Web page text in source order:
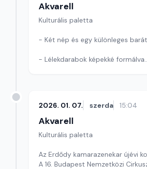
Akvarell
Kulturális paletta
- Két nép és egy különleges
- Lélekdarabok képekké formálva
2026. 01. 07.
szerda 15:04
Akvarell
Kulturális paletta
Az Erdődy kamarazenekar újévi
A 16. Budapest Nemzetközi